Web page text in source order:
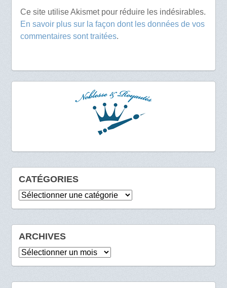
Ce site utilise Akismet pour réduire les indésirables.
En savoir plus sur la façon dont les données de vos
commentaires sont traitées.
CATÉGORIES
Catégories
ARCHIVES
Archives